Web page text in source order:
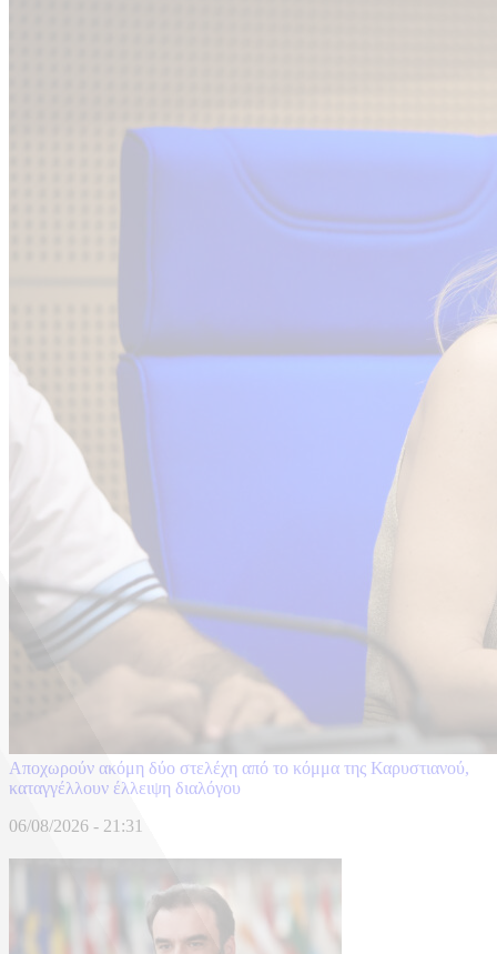
Αποχωρούν ακόμη δύο στελέχη από το κόμμα της Καρυστιανού,
καταγγέλλουν έλλειψη διαλόγου
06/08/2026 - 21:31